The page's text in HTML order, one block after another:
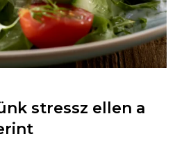
stressz ellen a